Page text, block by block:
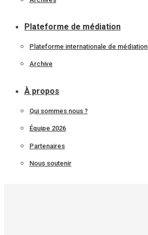
Plateforme de médiation
Plateforme internationale de médiation
Archive
À propos
Qui sommes nous ?
Équipe 2026
Partenaires
Nous soutenir